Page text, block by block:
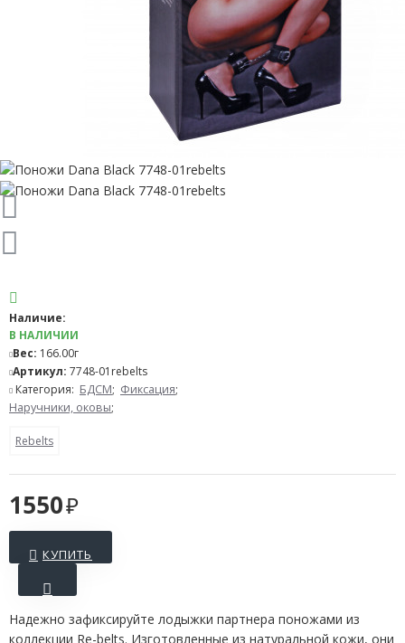
1550
Наличие:
В НАЛИЧИИ
Вес: 166.00г
Артикул: 7748-01rebelts
Категория: БДСМ; Фиксация;
Наручники, оковы;
Rebelts
КУПИТЬ
Надежно зафиксируйте лодыжки партнера поножами из
коллекции Re-belts. Изготовленные из натуральной кожи, они